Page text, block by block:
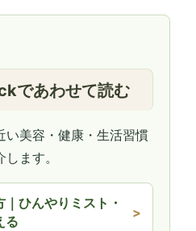
であわせて読む
い美容・健康・生活習慣
ます。
ひんやりミスト・
る